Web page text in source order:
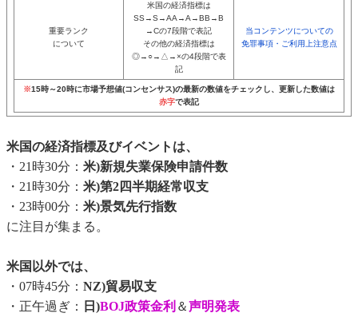
重要ランク
について
米国の経済指標は
SS→S→AA→A→BB→B
→Cの7段階で表記
その他の経済指標は
◎→○→△→×の4段階で表
記
当コンテンツについての
免罪事項・ご利用上注意点
※15時～20時に市場予想値(コンセンサス)の最新の数値をチェックし、更新した数値は
赤字で表記
米国の経済指標及びイベントは、
・21時30分： 米)新規失業保険申請件数
・21時30分： 米)第2四半期経常収支
・23時00分： 米)景気先行指数
に注目が集まる。
米国以外では、
・07時45分： NZ)貿易収支
・正午過ぎ：
日)BOJ政策金利 ＆声明発表